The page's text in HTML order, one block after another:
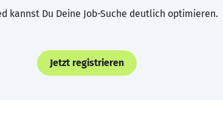
kannst Du Deine Job-Suche deutlich optimieren.
Jetzt registrieren